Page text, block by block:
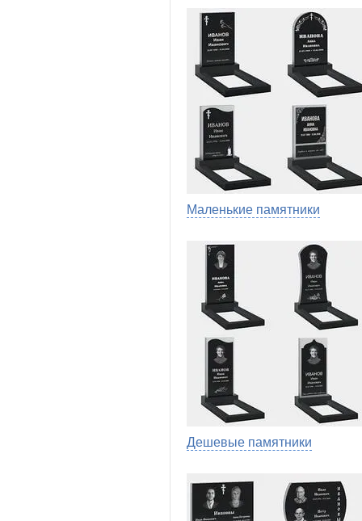
Маленькие памятники
Дешевые памятники